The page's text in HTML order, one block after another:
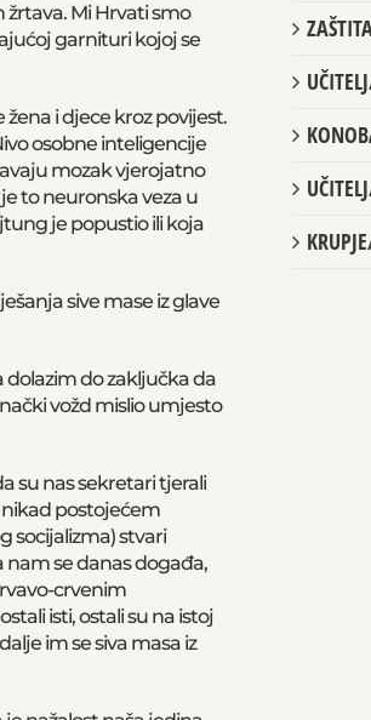
žrtava. Mi Hrvati smo
garnituri kojoj se
i djece kroz povijest.
osobne inteligencije
mozak vjerojatno
to neuronska veza u
je popustio ili koja
sive mase iz glave
do zaključka da
vožd mislio umjesto
su nas sekretari tjerali
postojećem
socijalizma) stvari
nam se danas događa,
crvenim
isti, ostali su na istoj
im se siva masa iz